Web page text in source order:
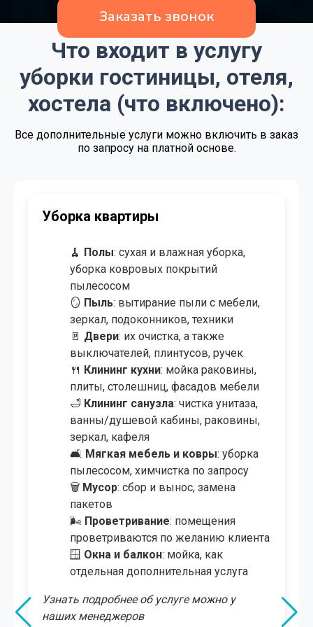
Генеральная уборка от 3.00 BYN/м²
Поддерживающая уборка от 1.00 BYN/м²
Регулярная уборка Договорная
Экспресс - уборка от 4.00 BYN/м²
Уборка после пожара от 4.00 BYN/м²
Мойка окон и витрин
Химчистка мебели от 50.00 BYN
Химчистка ковров и ковролина от 9.00 BYN/м²
Заказать звонок
Что входит в услугу
уборки гостиницы, отеля,
хостела (что включено):
Все дополнительные услуги можно включить в заказ
по запросу на платной основе.
Уборка коттеджа/дома
🧹 Полы: сухая и влажная уборка,
уборка ковровых покрытий
пылесосом
🪞 Пыль: вытирание пыли с мебели,
зеркал, подоконников, техники,
потолков
🚪Двери: протирка и полировка, в
том числе перил и лестниц
🍴Клининг кухни: мойка раковины,
плиты, столешниц, фасадов мебели
🛁Клининг санузла: чистка унитаза,
ванны/душевой кабины, раковины,
зеркал, кафеля
🛋Мягкая мебель и ковры: уборка
пылесосом, химчистка по запросу
🪟Окна, лоджия и витражи
мойка, включая большие
панорамные окна
🗑️ Мусор: сбор и вынос, замена
пакетов
проветриваются по желанию клиента
🏡Холл, прихожая, терраса